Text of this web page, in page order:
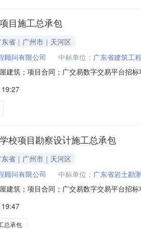
目施工总承包
东省｜广州市｜天河区
顾问有限公司 中标单位： 广东省建筑工
建筑；项目合同；广交易数字交易平台招
其它形式合同报价：承包人按照甲
所包含的内容
校项目勘察设计施工总承包
东省｜广州市｜天河区
顾问有限公司 中标单位： 广东省岩土勘
建筑；项目合同；广交易数字交易平台招
建设集团有限公司合同期限：合同签署时
总承包